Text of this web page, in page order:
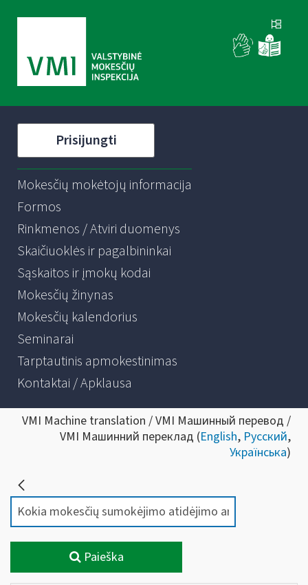
Prisijungti
Mokesčių mokėtojų informacija
Formos
Rinkmenos / Atviri duomenys
Skaičiuoklės ir pagalbininkai
Sąskaitos ir įmokų kodai
Mokesčių žinynas
Mokesčių kalendorius
Seminarai
Tarptautinis apmokestinimas
Kontaktai / Apklausa
VMI Machine translation / VMI Машинный перевод /
VMI Машинний переклад (English, Русский,
Українська)
Paieška